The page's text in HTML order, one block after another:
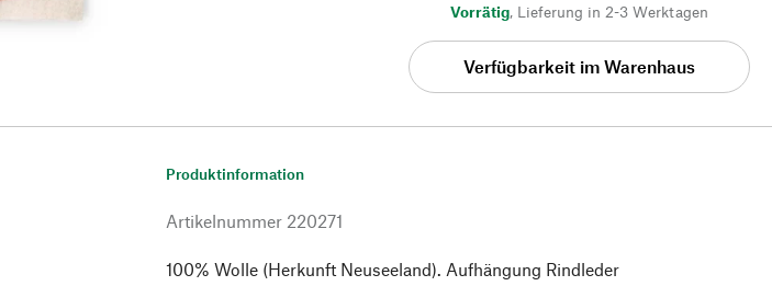
Vorrätig, Lieferung in 2-3 Werktagen
Verfügbarkeit im Warenhaus
Produktinformation
Artikelnummer 220271
100% Wolle (Herkunft Neuseeland). Aufhängung Rindleder